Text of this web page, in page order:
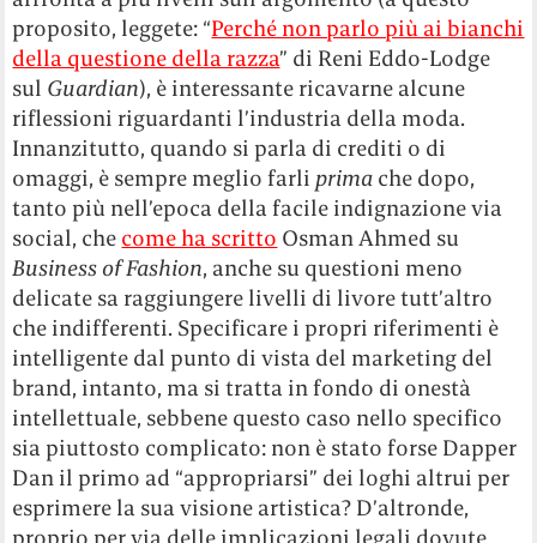
proposito, leggete: “Perché non parlo più ai bianchi
della questione della razza” di Reni Eddo-Lodge
sul Guardian), è interessante ricavarne alcune
riflessioni riguardanti l’industria della moda.
Innanzitutto, quando si parla di crediti o di
omaggi, è sempre meglio farli prima che dopo,
tanto più nell’epoca della facile indignazione via
social, che come ha scritto Osman Ahmed su
Business of Fashion, anche su questioni meno
delicate sa raggiungere livelli di livore tutt’altro
che indifferenti. Specificare i propri riferimenti è
intelligente dal punto di vista del marketing del
brand, intanto, ma si tratta in fondo di onestà
intellettuale, sebbene questo caso nello specifico
sia piuttosto complicato: non è stato forse Dapper
Dan il primo ad “appropriarsi” dei loghi altrui per
esprimere la sua visione artistica? D’altronde,